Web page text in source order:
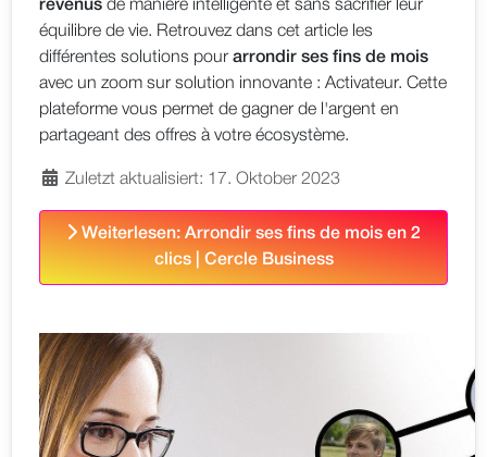
revenus de manière intelligente et sans sacrifier leur
équilibre de vie. Retrouvez dans cet article les
différentes solutions pourarrondir ses fins de mois
avec un zoom sur solution innovante : Activateur. Cette
plateforme vous permet de gagner de l'argent en
partageant des offres à votre écosystème.
Zuletzt aktualisiert: 17. Oktober 2023
Weiterlesen: Arrondir ses fins de mois en 2
clics | Cercle Business